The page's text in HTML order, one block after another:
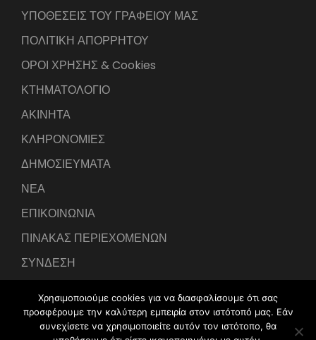
ΥΠΟΘΕΣΕΙΣ ΤΟΥ ΓΡΑΦΕΙΟΥ ΜΑΣ
ΠΟΛΙΤΙΚΗ ΑΠΟΡΡΗΤΟΥ
ΟΡΟΙ ΧΡΗΣΗΣ & Cookies
ΚΤΗΜΑΤΟΛΟΓΙΟ
ΑΚΙΝΗΤΑ
ΚΛΗΡΟΝΟΜΙΕΣ
ΔΗΜΟΣΙΕΥΜΑΤΑ
ΝΕΑ
ΕΠΙΚΟΙΝΩΝΙΑ
ΠΙΝΑΚΑΣ ΠΕΡΙΕΧΟΜΕΝΩΝ
ΣΥΝΔΕΣΗ
Χρησιμοποιούμε cookies για να διασφαλίσουμε ότι σας
προσφέρουμε την καλύτερη εμπειρία στον ιστότοπό μας. Εάν
συνεχίσετε να χρησιμοποιείτε αυτόν τον ιστότοπο, θα